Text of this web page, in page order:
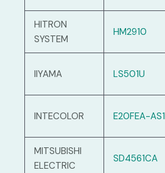
HITRON
SYSTEM
HM2910
IIYAMA LS501U
INTECOLOR E20FEA-AS1
MITSUBISHI
ELECTRIC
SD4561CA